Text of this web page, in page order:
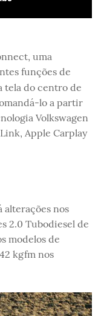
uma
funções de
tela do centro de
lo a partir
Volkswagen
Apple Carplay
alterações nos
2.0 Tubodiesel de
modelos de
kgfm nos